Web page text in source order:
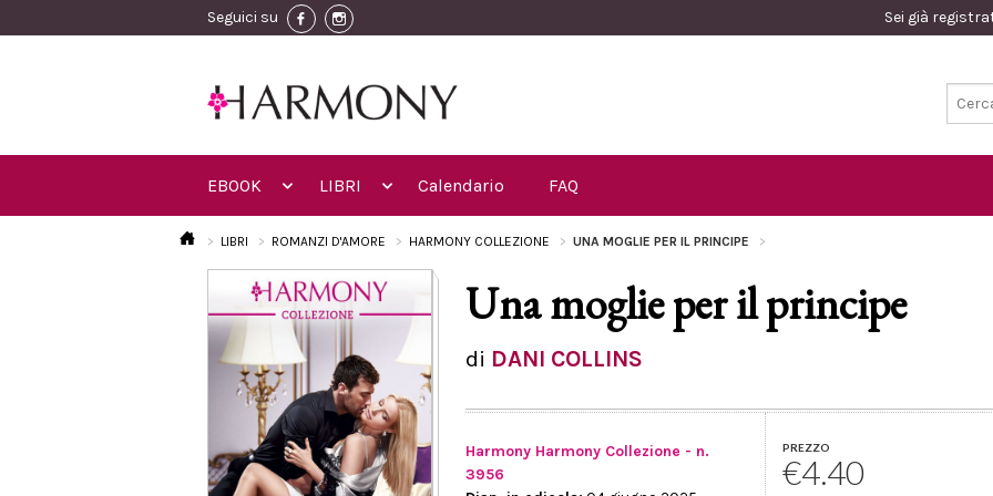
Seguici su Sei già
EBOOK LIBRI Calendario FAQ
LIBRI ROMANZI D'AMORE HARMONY COLLEZIONE UNA MOGLIE PER IL PRINCIPE
Una moglie per il principe
di DANI COLLINS
Harmony Harmony Collezione - n.
3956
PREZZO
€4.40